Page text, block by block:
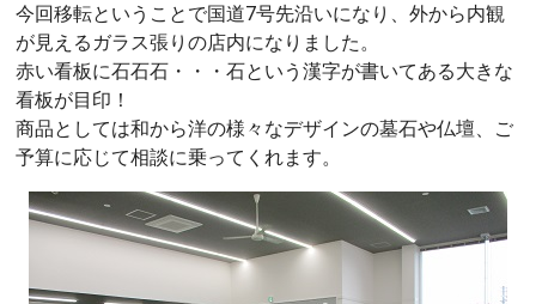
今回移転ということで国道7号先沿いになり、外から内観
が見えるガラス張りの店内になりました。
赤い看板に石石石・・・石という漢字が書いてある大きな
看板が目印！
商品としては和から洋の様々なデザインの墓石や仏壇、ご
予算に応じて相談に乗ってくれます。